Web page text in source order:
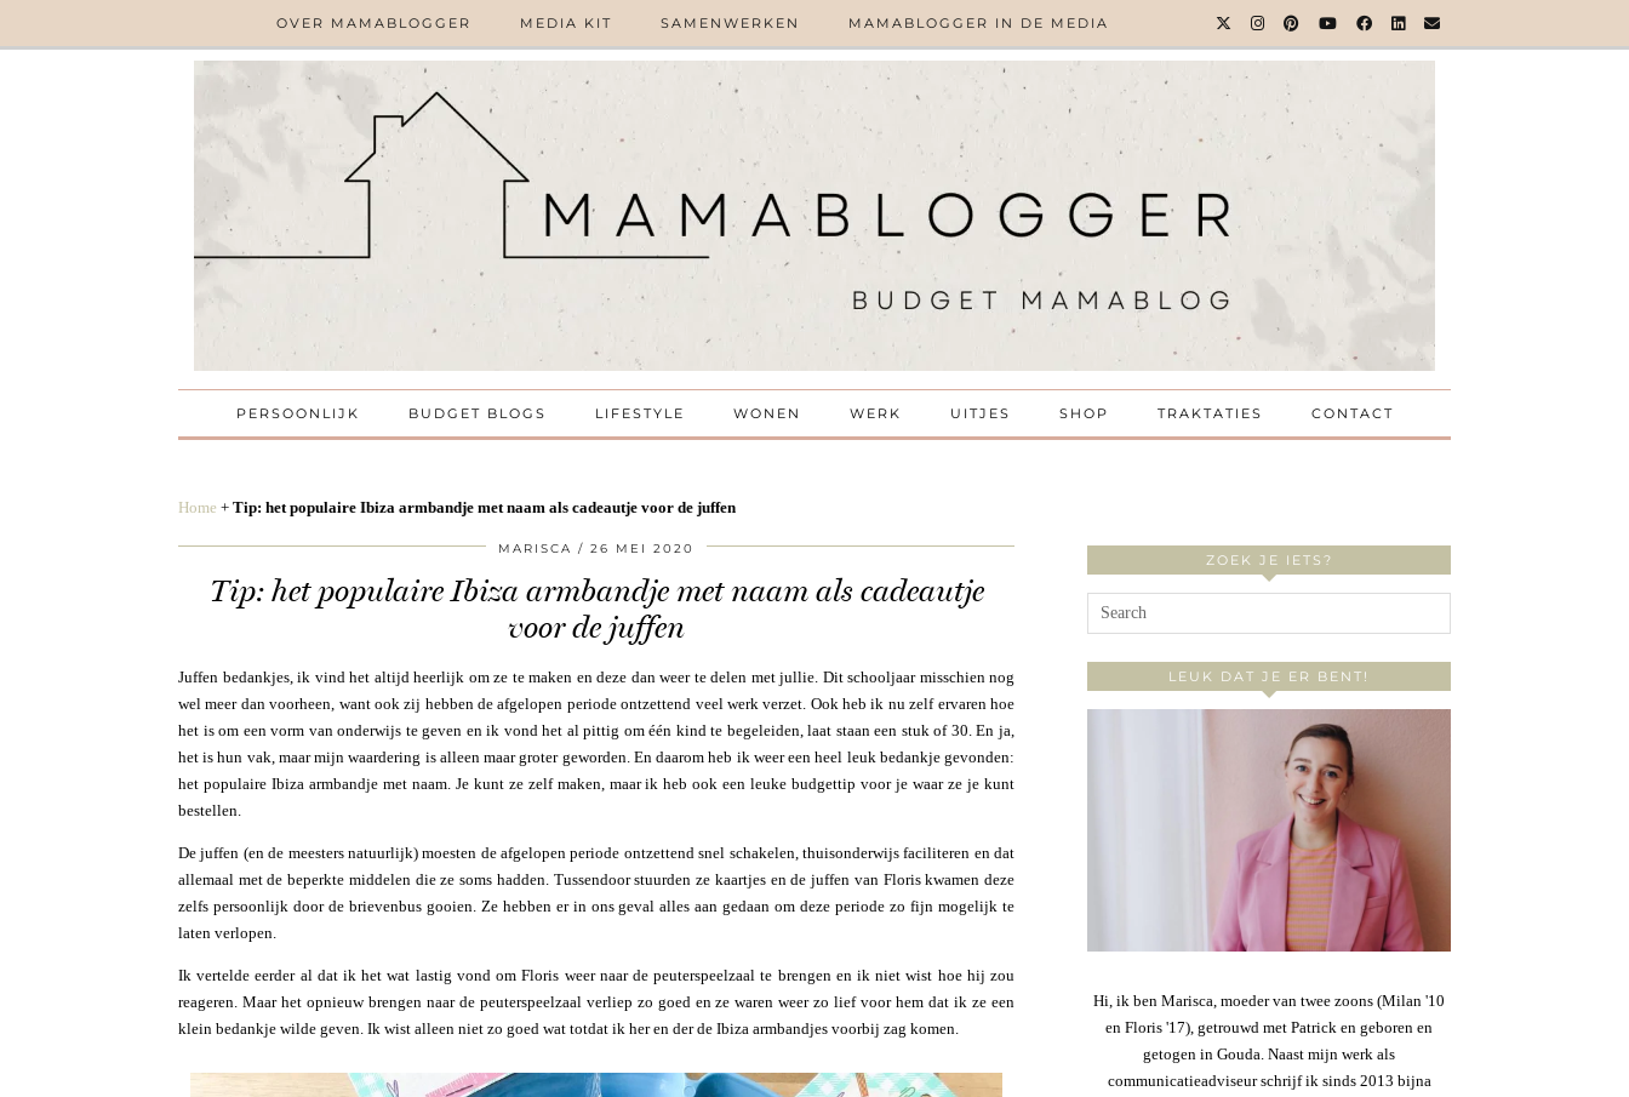
OVER MAMABLOGGER MEDIA KIT SAMENWERKEN MAMABLOGGER IN DE MEDIA
PERSOONLIJK BUDGET BLOGS LIFESTYLE WONEN WERK UITJES SHOP TRAKTATIES CONTACT
Home + Tip: het populaire Ibiza armbandje met naam als cadeautje voor de juffen
MARISCA 26 MEI 2020
Tip: het populaire Ibiza armbandje met naam als cadeautje
voor de juffen
Juffen bedankjes, ik vind het altijd heerlijk om ze te maken en deze dan weer te delen met jullie. Dit schooljaar misschien nog
wel meer dan voorheen, want ook zij hebben de afgelopen periode ontzettend veel werk verzet. Ook heb ik nu zelf ervaren hoe
het is om een vorm van onderwijs te geven en ik vond het al pittig om één kind te begeleiden, laat staan een stuk of 30. En ja,
het is hun vak, maar mijn waardering is alleen maar groter geworden. En daarom heb ik weer een heel leuk bedankje gevonden:
het populaire Ibiza armbandje met naam. Je kunt ze zelf maken, maar ik heb ook een leuke budgettip voor je waar ze je kunt
bestellen.
De juffen (en de meesters natuurlijk) moesten de afgelopen periode ontzettend snel schakelen, thuisonderwijs faciliteren en dat
allemaal met de beperkte middelen die ze soms hadden. Tussendoor stuurden ze kaartjes en de juffen van Floris kwamen deze
zelfs persoonlijk door de brievenbus gooien. Ze hebben er in ons geval alles aan gedaan om deze periode zo fijn mogelijk te
laten verlopen.
Ik vertelde eerder al dat ik het wat lastig vond om Floris weer naar de peuterspeelzaal te brengen en ik niet wist hoe hij zou
reageren. Maar het opnieuw brengen naar de peuterspeelzaal verliep zo goed en ze waren weer zo lief voor hem dat ik ze een
klein bedankje wilde geven. Ik wist alleen niet zo goed wat totdat ik her en der de Ibiza armbandjes voorbij zag komen.
ZOEK JE IETS?
LEUK DAT JE ER BENT!
Hi, ik ben Marisca, moeder van twee zoons (Milan '10
en Floris '17), getrouwd met Patrick en geboren en
getogen in Gouda. Naast mijn werk als
communicatieadviseur schrijf ik sinds 2013 bijna